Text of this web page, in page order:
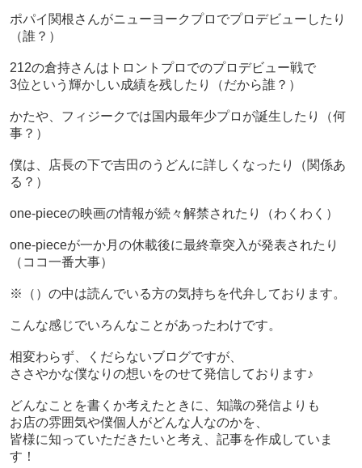
ポパイ関根さんがニューヨークプロでプロデビューしたり
（誰？）
212の倉持さんはトロントプロでのプロデビュー戦で
3位という輝かしい成績を残したり（だから誰？）
かたや、フィジークでは国内最年少プロが誕生したり（何
事？）
僕は、店長の下で吉田のうどんに詳しくなったり（関係あ
る？）
one-pieceの映画の情報が続々解禁されたり（わくわく）
one-pieceが一か月の休載後に最終章突入が発表されたり
（ココ一番大事）
※（）の中は読んでいる方の気持ちを代弁しております。
こんな感じでいろんなことがあったわけです。
相変わらず、くだらないブログですが、
ささやかな僕なりの想いをのせて発信しております♪
どんなことを書くか考えたときに、知識の発信よりも
お店の雰囲気や僕個人がどんな人なのかを、
皆様に知っていただきたいと考え、記事を作成していま
す！